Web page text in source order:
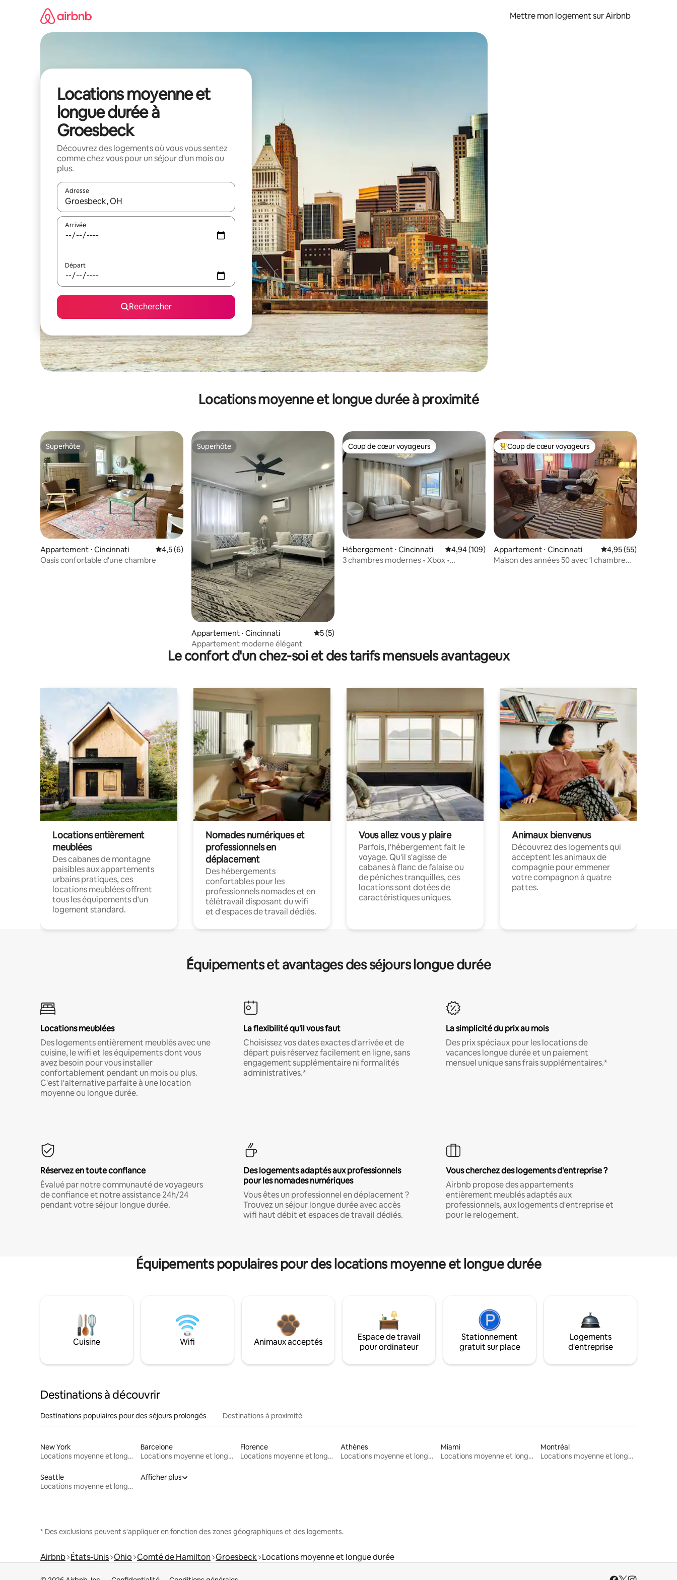
Mettre mon logement sur Airbnb
Locations moyenne et
longue durée à
Groesbeck
Découvrez des logements où vous vous sentez
comme chez vous pour un séjour d'un mois ou
plus.
Adresse
Lorsque les résultats s'affichent, utilisez les flèches vers le haut et vers le bas pour les parcourir ou en appuyant et en faisant glisser.
Arrivée
Départ
Rechercher
Locations moyenne et longue durée à proximité
Superhôte
Superhôte
Appartement ⋅ Cincinnati Évaluation moyenne sur la base de 6 commentaires : 4,5 sur 5
4,5 (6)
Oasis confortable d'une chambre
Superhôte
Superhôte
Appartement ⋅ Cincinnati Évaluation moyenne sur la base de 5 commentaires : 5 sur 5
5 (5)
Appartement moderne élégant
Coup de cœur voyageurs
Coup de cœur voyageurs
Hébergement ⋅ Cincinnati Évaluation moyenne sur la base de 109 commentaires : 4,94 sur 5
4,94 (109)
3 chambres modernes • Xbox •
Coups de cœur voyageurs les plus appréciés
Coup de cœur voyageurs
Appartement ⋅ Cincinnati Évaluation moyenne
4,95 (55)
Maison des années 50 avec 1 chambre
Le confort d'un chez-soi et des tarifs mensuels avantageux
Locations entièrement
meublées
Des cabanes de montagne
paisibles aux appartements
urbains pratiques, ces
locations meublées offrent
tous les équipements d'un
logement standard.
Nomades numériques et
professionnels en
déplacement
Des hébergements
confortables pour les
professionnels nomades et en
télétravail disposant du wifi
et d'espaces de travail dédiés.
Vous allez vous y plaire
Parfois, l'hébergement fait le
voyage. Qu'il s'agisse de
cabanes à flanc de falaise ou
de péniches tranquilles, ces
locations sont dotées de
caractéristiques uniques.
Animaux bienvenus
Découvrez des logements qui
acceptent les animaux de
compagnie pour emmener
votre compagnon à quatre
pattes.
Équipements et avantages des séjours longue durée
Locations meublées
Des logements entièrement meublés avec une
cuisine, le wifi et les équipements dont vous
avez besoin pour vous installer
confortablement pendant un mois ou plus.
C'est l'alternative parfaite à une location
moyenne ou longue durée.
La flexibilité qu'il vous faut
Choisissez vos dates exactes d'arrivée et de
départ puis réservez facilement en ligne, sans
engagement supplémentaire ni formalités
administratives.*
La simplicité du prix au mois
Des prix spéciaux pour les locations de
vacances longue durée et un paiement
mensuel unique sans frais supplémentaires.*
Réservez en toute confiance
Évalué par notre communauté de voyageurs
de confiance et notre assistance 24h/24
pendant votre séjour longue durée.
Des logements adaptés aux professionnels
pour les nomades numériques
Vous êtes un professionnel en déplacement ?
Trouvez un séjour longue durée avec accès
wifi haut débit et espaces de travail dédiés.
Vous cherchez des logements d'entreprise ?
Airbnb propose des appartements
entièrement meublés adaptés aux
professionnels, aux logements d'entreprise et
pour le relogement.
Équipements populaires pour des locations moyenne et longue durée
Cuisine Wifi Animaux acceptés
Espace de travail
pour ordinateur
Stationnement
gratuit sur place
Logements
d'entreprise
Destinations à découvrir
Destinations populaires pour des séjours prolongés Destinations à proximité
New York
Locations moyenne et longue durée
Barcelone
Locations moyenne et longue durée
Florence
Locations moyenne et longue durée
Athènes
Locations moyenne et longue durée
Miami
Locations moyenne et longue durée
Montréal
Locations moyenne et longue durée
Seattle
Locations moyenne et longue durée
Afficher plus
* Des exclusions peuvent s'appliquer en fonction des zones géographiques et des logements.
Airbnb États-Unis Ohio Comté de Hamilton Groesbeck Locations moyenne et longue durée